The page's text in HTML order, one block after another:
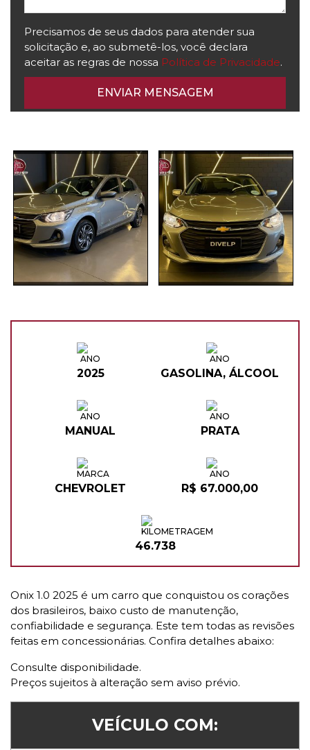
Precisamos de seus dados para atender sua
solicitação e, ao submetê-los, você declara
aceitar as regras de nossa Política de Privacidade.
2025 GASOLINA, ÁLCOOL
MANUAL PRATA
CHEVROLET R$ 67.000,00
46.738
Onix 1.0 2025 é um carro que conquistou os corações
dos brasileiros, baixo custo de manutenção,
confiabilidade e segurança. Este tem todas as revisões
feitas em concessionárias. Confira detalhes abaixo:
Consulte disponibilidade.
Preços sujeitos à alteração sem aviso prévio.
VEÍCULO COM: